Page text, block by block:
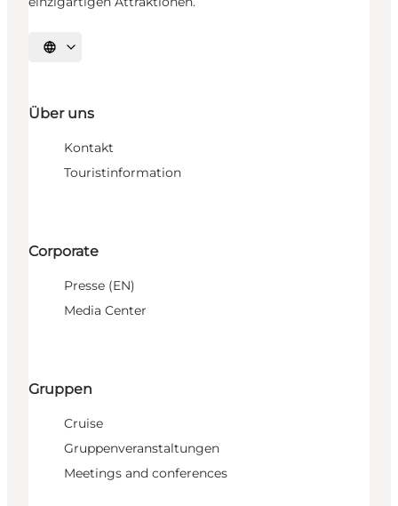
Sprache auswählen
Über uns
Kontakt
Touristinformation
Corporate
Presse (EN)
Media Center
Gruppen
Cruise
Gruppenveranstaltungen
Meetings and conferences